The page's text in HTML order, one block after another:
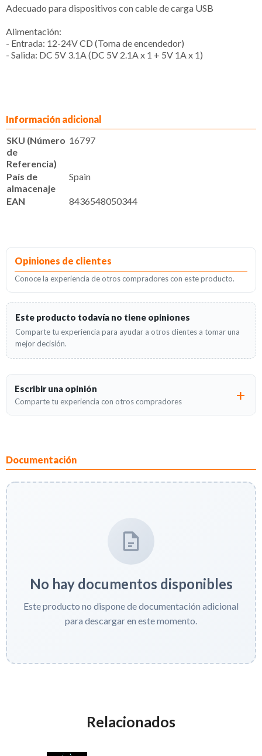
Adecuado para dispositivos con cable de carga USB
Alimentación:
- Entrada: 12-24V CD (Toma de encendedor)
- Salida: DC 5V 3.1A (DC 5V 2.1A x 1 + 5V 1A x 1)
Información adicional
SKU (Número
de
Referencia)
16797
País de
almacenaje
Spain
EAN 8436548050344
Opiniones de clientes
Conoce la experiencia de otros compradores con este producto.
Este producto todavía no tiene opiniones
Comparte tu experiencia para ayudar a otros clientes a tomar una
mejor decisión.
Escribir una opinión
Comparte tu experiencia con otros compradores
Documentación
No hay documentos disponibles
Este producto no dispone de documentación adicional
para descargar en este momento.
Relacionados